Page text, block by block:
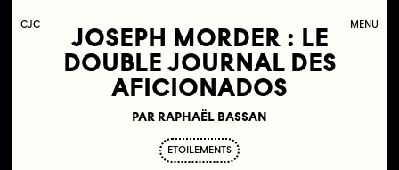
COLLECTIF
JEUNE
C MENU
JOSEPH MORDER : LE
DOUBLE JOURNAL DES
AFICIONADOS
PAR RAPHAËL BASSAN
ETOILEMENTS